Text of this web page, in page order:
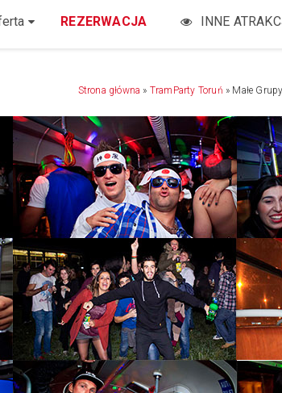
REZERWACJA INNE
Strona główna » TramParty Toruń » Małe Grupy